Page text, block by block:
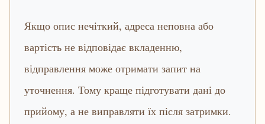
Якщо опис нечіткий, адреса неповна або
вартість не відповідає вкладенню,
відправлення може отримати запит на
уточнення. Тому краще підготувати дані до
прийому, а не виправляти їх після затримки.